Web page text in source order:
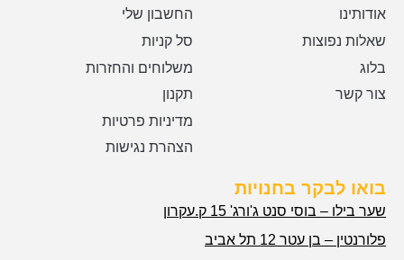
אודותינו
שאלות נפוצות
בלוג
צור קשר
החשבון שלי
סל קניות
משלוחים והחזרות
תקנון
מדיניות פרטיות
הצהרת נגישות
בואו לבקר בחנויות
שער בילו – בוסי סנט ג'ורג' 15 ק.עקרון
פלורנטין – בן עטר 12 תל אביב